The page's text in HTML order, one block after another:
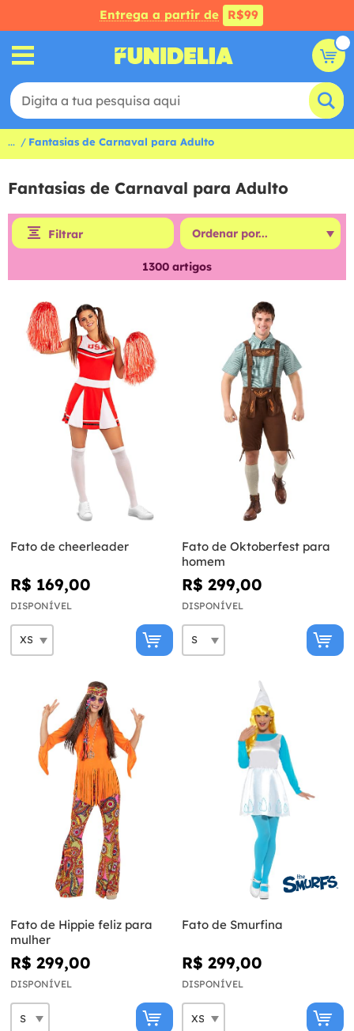
Entrega a partir de R$99
... Fantasias de Carnaval para Adulto
Fantasias de Carnaval para Adulto
Filtrar
1300 artigos
Fato de cheerleader
R$ 169,00
DISPONÍVEL
Fato de Oktoberfest para
homem
R$ 299,00
DISPONÍVEL
Fato de Hippie feliz para
mulher
R$ 299,00
DISPONÍVEL
Fato de Smurfina
R$ 299,00
DISPONÍVEL